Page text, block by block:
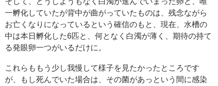
一孵化していたが背中が曲がっていたものは、残念ながら
お亡くなりになっているという確信のもと、現在、水槽の
中は本日孵化した6匹と、何となく白濁が薄く、期待の持て
る発眼卵一つがいるだけに。
これらももう少し我慢して様子を見たかったところです
が、もし死んでいた場合は、その菌があっという間に感染